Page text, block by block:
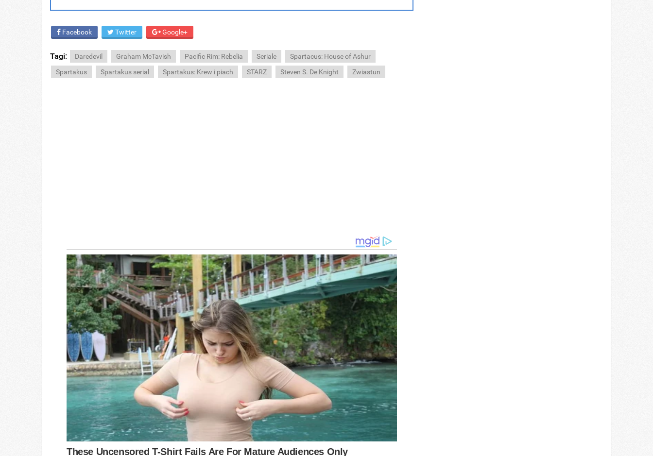
Facebook Twitter Google+
Tagi: Daredevil Graham McTavish Pacific Rim: Rebelia Seriale
Spartacus: House of Ashur
Spartakus
Spartakus serial Spartakus: Krew i piach STARZ Steven S. De Knight Zwiastun